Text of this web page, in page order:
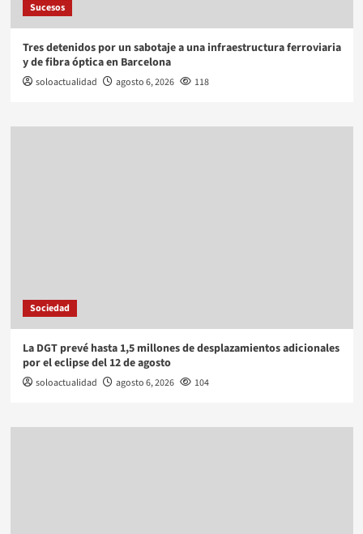
Sucesos
Tres detenidos por un sabotaje a una infraestructura ferroviaria
y de fibra óptica en Barcelona
soloactualidad agosto 6, 2026 118
Sociedad
La DGT prevé hasta 1,5 millones de desplazamientos adicionales
por el eclipse del 12 de agosto
soloactualidad agosto 6, 2026 104